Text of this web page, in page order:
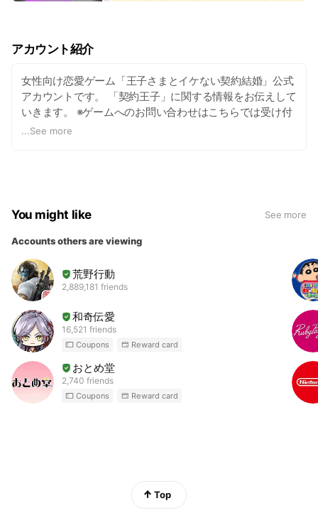
アカウント紹介
女性向け恋愛ゲーム「王子さまとイケない契約結婚」公式
アカウントです。 「契約王子」に関する情報をお伝えして
いきます。 ※ゲームへのお問い合わせはこちらでは受け付
けておりません。アプリ内からお問い合わせいただくよう
...See more
You might like See more
Accounts others are viewing
荒野行動
2,889,181 friends
和奇伝愛
16,521 friends
Coupons Reward card
おとめ堂
2,740 friends
Coupons Reward card
Top